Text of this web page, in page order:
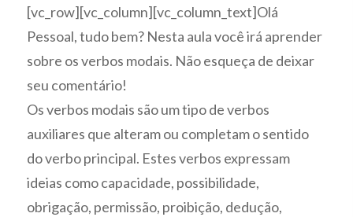
[vc_row][vc_column][vc_column_text]Olá
Pessoal, tudo bem? Nesta aula você irá aprender
sobre os verbos modais. Não esqueça de deixar
seu comentário!
Osverbos modais são um tipo de verbos
auxiliares que alteram ou completam o sentido
do verbo principal. Estes verbos expressam
ideias como capacidade, possibilidade,
obrigação, permissão, proibição, dedução,